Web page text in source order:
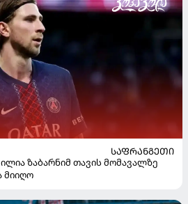
ᲡᲐᲤᲠᲐᲜᲒᲔᲗᲘ
ზაბარნიმ თავის მომავალზე
მიიღო